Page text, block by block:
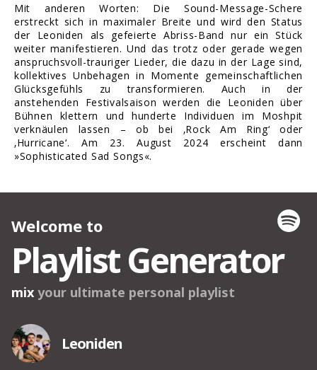
Mit anderen Worten: Die Sound-Message-Schere
erstreckt sich in maximaler Breite und wird den Status
der Leoniden als gefeierte Abriss-Band nur ein Stück
weiter manifestieren. Und das trotz oder gerade wegen
anspruchsvoll-trauriger Lieder, die dazu in der Lage sind,
kollektives Unbehagen in Momente gemeinschaftlichen
Glücksgefühls zu transformieren. Auch in der
anstehenden Festivalsaison werden die Leoniden über
Bühnen klettern und hunderte Individuen im Moshpit
verknäulen lassen – ob bei ‚Rock Am Ring‘ oder
‚Hurricane‘. Am 23. August 2024 erscheint dann
»Sophisticated Sad Songs«.